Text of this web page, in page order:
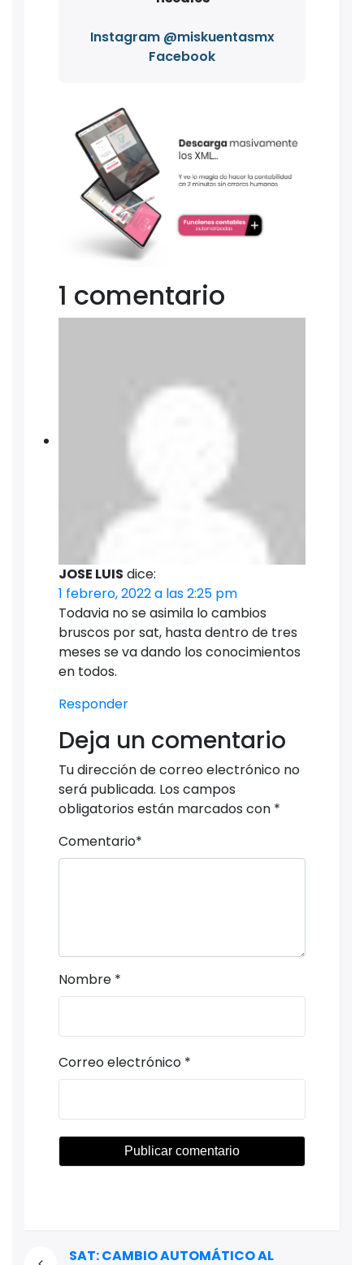
Instagram @miskuentasmx
Facebook
1 comentario
JOSE LUIS dice:
1 febrero, 2022 a las 2:25 pm
Todavia no se asimila lo cambios
bruscos por sat, hasta dentro de tres
meses se va dando los conocimientos
en todos.
Responder
Deja un comentario
Tu dirección de correo electrónico no
será publicada. Los campos
obligatorios están marcados con *
Comentario*
Nombre *
Correo electrónico *
SAT: CAMBIO AUTOMÁTICO AL